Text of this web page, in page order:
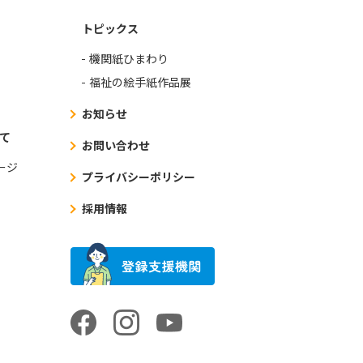
ジ
トピックス
機関紙ひまわり
福祉の絵手紙作品展
お知らせ
お問い合わせ
プライバシーポリシー
採用情報